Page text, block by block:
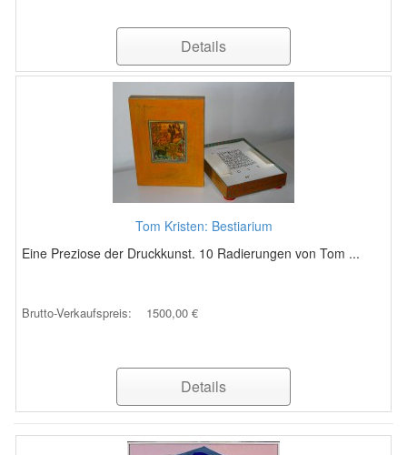
Details
Tom Kristen: Bestiarium
Eine Preziose der Druckkunst. 10 Radierungen von Tom ...
Brutto-Verkaufspreis: 1500,00 €
Details